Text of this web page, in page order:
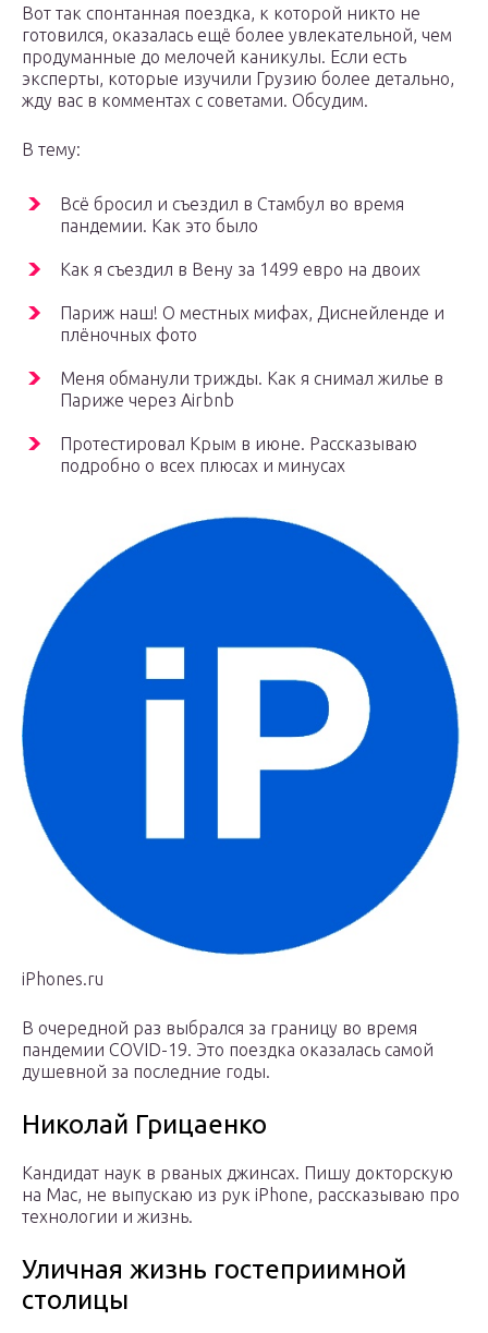
Вот так спонтанная поездка, к которой никто не
готовился, оказалась ещё более увлекательной, чем
продуманные до мелочей каникулы. Если есть
эксперты, которые изучили Грузию более детально,
жду вас в комментах с советами. Обсудим.
В тему:
Всё бросил и съездил в Стамбул во время
пандемии. Как это было
Как я съездил в Вену за 1499 евро на двоих
Париж наш! О местных мифах, Диснейленде и
плёночных фото
Меня обманули трижды. Как я снимал жилье в
Париже через Airbnb
Протестировал Крым в июне. Рассказываю
подробно о всех плюсах и минусах
iPhones.ru
В очередной раз выбрался за границу во время
пандемии COVID-19. Это поездка оказалась самой
душевной за последние годы.
Николай Грицаенко
Кандидат наук в рваных джинсах. Пишу докторскую
на Mac, не выпускаю из рук iPhone, рассказываю про
технологии и жизнь.
Уличная жизнь гостеприимной
столицы